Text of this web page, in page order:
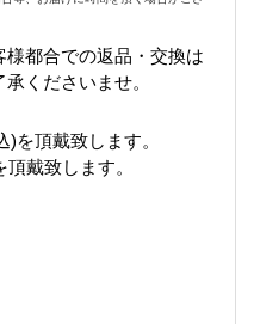
都合での返品・交換は
くださいませ。
)を頂戴致します。
戴致します。